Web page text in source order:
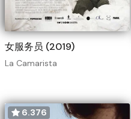
女服务员 (2019)
La Camarista
6.376